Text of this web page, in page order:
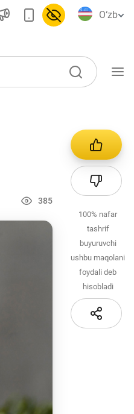
O‘zb
xizmatlar
qidiruv
385
100% nafar
tashrif
buyuruvchi
ushbu maqolani
foydali deb
hisobladi